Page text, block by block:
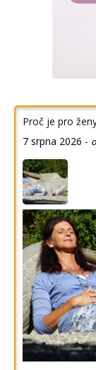
Proč je pro
7 srpna 2026 -